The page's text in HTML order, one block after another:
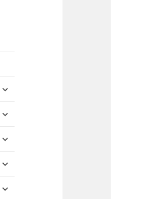
ouvrir
sous-
ouvrir
sous-
ouvrir
sous-
ouvrir
sous-
ouvrir